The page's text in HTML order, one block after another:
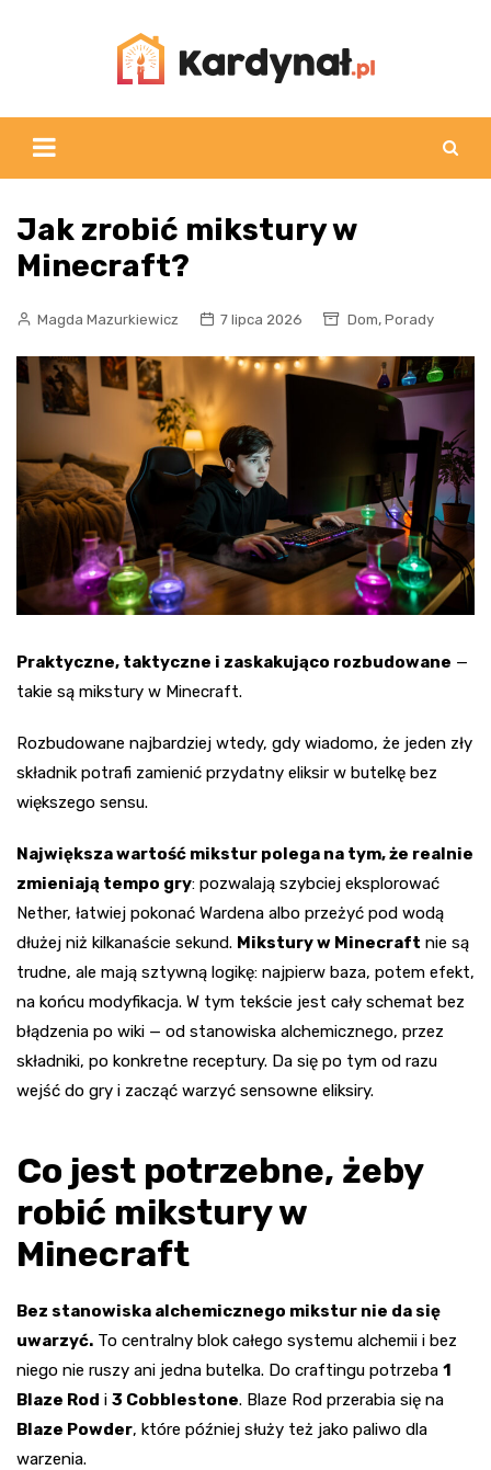
Jak zrobić mikstury w
Minecraft?
Magda Mazurkiewicz 7 lipca 2026 Dom, Porady
Praktyczne, taktyczne i zaskakująco rozbudowane —
takie są mikstury w Minecraft.
Rozbudowane najbardziej wtedy, gdy wiadomo, że jeden zły
składnik potrafi zamienić przydatny eliksir w butelkę bez
większego sensu.
Największa wartość mikstur polega na tym, że realnie
zmieniają tempo gry: pozwalają szybciej eksplorować
Nether, łatwiej pokonać Wardenа albo przeżyć pod wodą
dłużej niż kilkanaście sekund. Mikstury w Minecraft nie są
trudne, ale mają sztywną logikę: najpierw baza, potem efekt,
na końcu modyfikacja. W tym tekście jest cały schemat bez
błądzenia po wiki — od stanowiska alchemicznego, przez
składniki, po konkretne receptury. Da się po tym od razu
wejść do gry i zacząć warzyć sensowne eliksiry.
Co jest potrzebne, żeby
robić mikstury w
Minecraft
Bez stanowiska alchemicznego mikstur nie da się
uwarzyć. To centralny blok całego systemu alchemii i bez
niego nie ruszy ani jedna butelka. Do craftingu potrzeba 1
Blaze Rod i 3 Cobblestone. Blaze Rod przerabia się na
Blaze Powder, które później służy też jako paliwo dla
warzenia.